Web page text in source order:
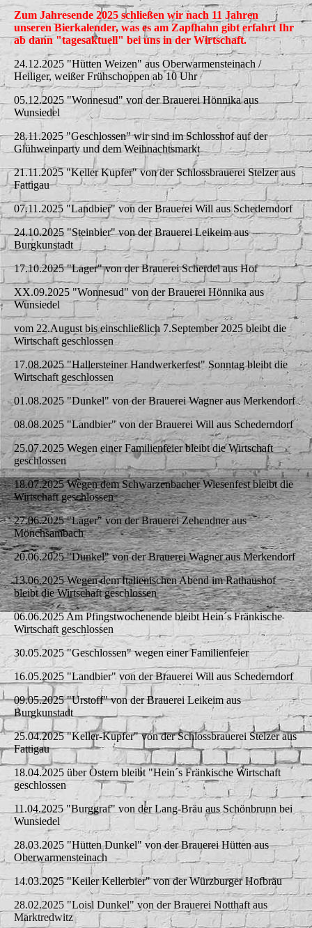
Zum Jahresende 2025 schließen wir nach 11 Jahren
unseren Bierkalender, was es am Zapfhahn gibt erfahrt Ihr
ab dann "tagesaktuell" bei uns in der Wirtschaft.
24.12.2025 "Hütten Weizen" aus Oberwarmensteinach /
Heiliger, weißer Frühschoppen ab 10 Uhr
05.12.2025 "Wonnesud" von der Brauerei Hönnika aus
Wunsiedel
28.11.2025 "Geschlossen" wir sind im Schlosshof auf der
Glühweinparty und dem Weihnachtsmarkt
21.11.2025 "Keller Kupfer" von der Schlossbrauerei Stelzer aus
Fattigau
07.11.2025 "Landbier" von der Brauerei Will aus Schederndorf
24.10.2025 "Steinbier" von der Brauerei Leikeim aus
Burgkunstadt
17.10.2025 "Lager" von der Brauerei Scherdel aus Hof
XX.09.2025 "Wonnesud" von der Brauerei Hönnika aus
Wunsiedel
vom 22.August bis einschließlich 7.September 2025 bleibt die
Wirtschaft geschlossen
17.08.2025 "Hallersteiner Handwerkerfest" Sonntag bleibt die
Wirtschaft geschlossen
01.08.2025 "Dunkel" von der Brauerei Wagner aus Merkendorf
08.08.2025 "Landbier" von der Brauerei Will aus Schederndorf
25.07.2025 Wegen einer Familienfeier bleibt die Wirtschaft
geschlossen
18.07.2025 Wegen dem Schwarzenbacher Wiesenfest bleibt die
Wirtschaft geschlossen
27.06.2025 "Lager" von der Brauerei Zehendner aus
Mönchsambach
20.06.2025 "Dunkel" von der Brauerei Wagner aus Merkendorf
13.06.2025 Wegen dem Italienischen Abend im Rathaushof
bleibt die Wirtschaft geschlossen
06.06.2025 Am Pfingstwochenende bleibt Hein´s Fränkische
Wirtschaft geschlossen
30.05.2025 "Geschlossen" wegen einer Familienfeier
16.05.2025 "Landbier" von der Brauerei Will aus Schederndorf
09.05.2025 "Urstoff" von der Brauerei Leikeim aus
Burgkunstadt
25.04.2025 "Keller-Kupfer" von der Schlossbrauerei Stelzer aus
Fattigau
18.04.2025 über Ostern bleibt "Hein´s Fränkische Wirtschaft
geschlossen
11.04.2025 "Burggraf" von der Lang-Bräu aus Schönbrunn bei
Wunsiedel
28.03.2025 "Hütten Dunkel" von der Brauerei Hütten aus
Oberwarmensteinach
14.03.2025 "Keiler Kellerbier" von der Würzburger Hofbräu
28.02.2025 "Loisl Dunkel" von der Brauerei Notthaft aus
Marktredwitz